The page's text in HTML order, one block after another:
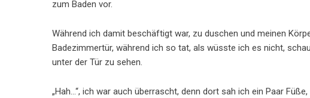
zum Baden vor.
Während ich damit beschäftigt war, zu duschen und meinen
Badezimmertür, während ich so tat, als wüsste ich es nicht,
unter der Tür zu sehen.
„Hah…“, ich war auch überrascht, denn dort sah ich ein Paar